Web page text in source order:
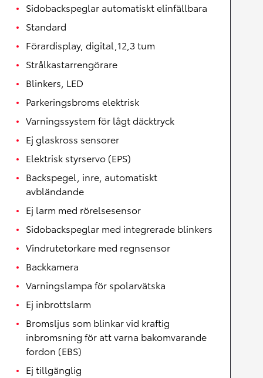
Sidobackspeglar automatiskt elinfällbara
Standard
Förardisplay, digital,12,3 tum
Strålkastarrengörare
Blinkers, LED
Parkeringsbroms elektrisk
Varningssystem för lågt däcktryck
Ej glaskross sensorer
Elektrisk styrservo (EPS)
Backspegel, inre, automatiskt
avbländande
Ej larm med rörelsesensor
Sidobackspeglar med integrerade blinkers
Vindrutetorkare med regnsensor
Backkamera
Varningslampa för spolarvätska
Ej inbrottslarm
Bromsljus som blinkar vid kraftig
inbromsning för att varna bakomvarande
fordon (EBS)
Ej tillgänglig